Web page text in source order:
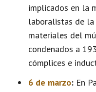
implicados en la
laboralistas de
materiales del
condenados a
cómplices e
6 de marzo: En